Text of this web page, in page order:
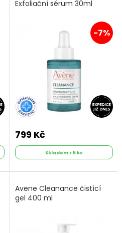
Exfoliační sérum 30ml
-7%
799 Kč
Skladem > 5 ks
Avene Cleanance čistící
gel 400 ml